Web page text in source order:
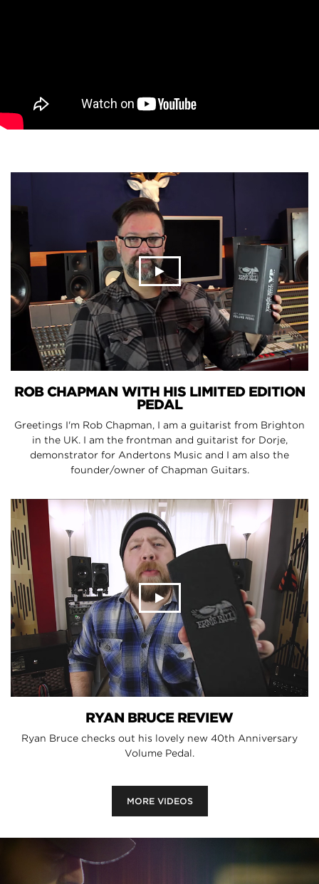
ROB CHAPMAN WITH HIS LIMITED EDITION
PEDAL
Greetings I'm Rob Chapman, I am a guitarist from Brighton
in the UK. I am the frontman and guitarist for Dorje,
demonstrator for Andertons Music and I am also the
founder/owner of Chapman Guitars.
RYAN BRUCE REVIEW
Ryan Bruce checks out his lovely new 40th Anniversary
Volume Pedal.
MORE VIDEOS